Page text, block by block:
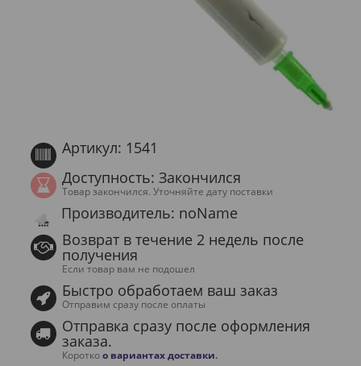
Артикул: 1541
Доступность: Закончился
Товар закончился. Уточняйте дату поставки
Производитель: noName
Возврат в течение 2 недель после
получения
Если товар вам не подошел
Быстро обработаем ваш заказ
Отправим сразу после оплаты
Отправка сразу после оформления
заказа.
Короткоо вариантах доставки.